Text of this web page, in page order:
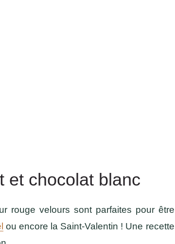
et chocolat blanc
rouge velours sont parfaites pour être
ou encore la Saint-Valentin ! Une recette